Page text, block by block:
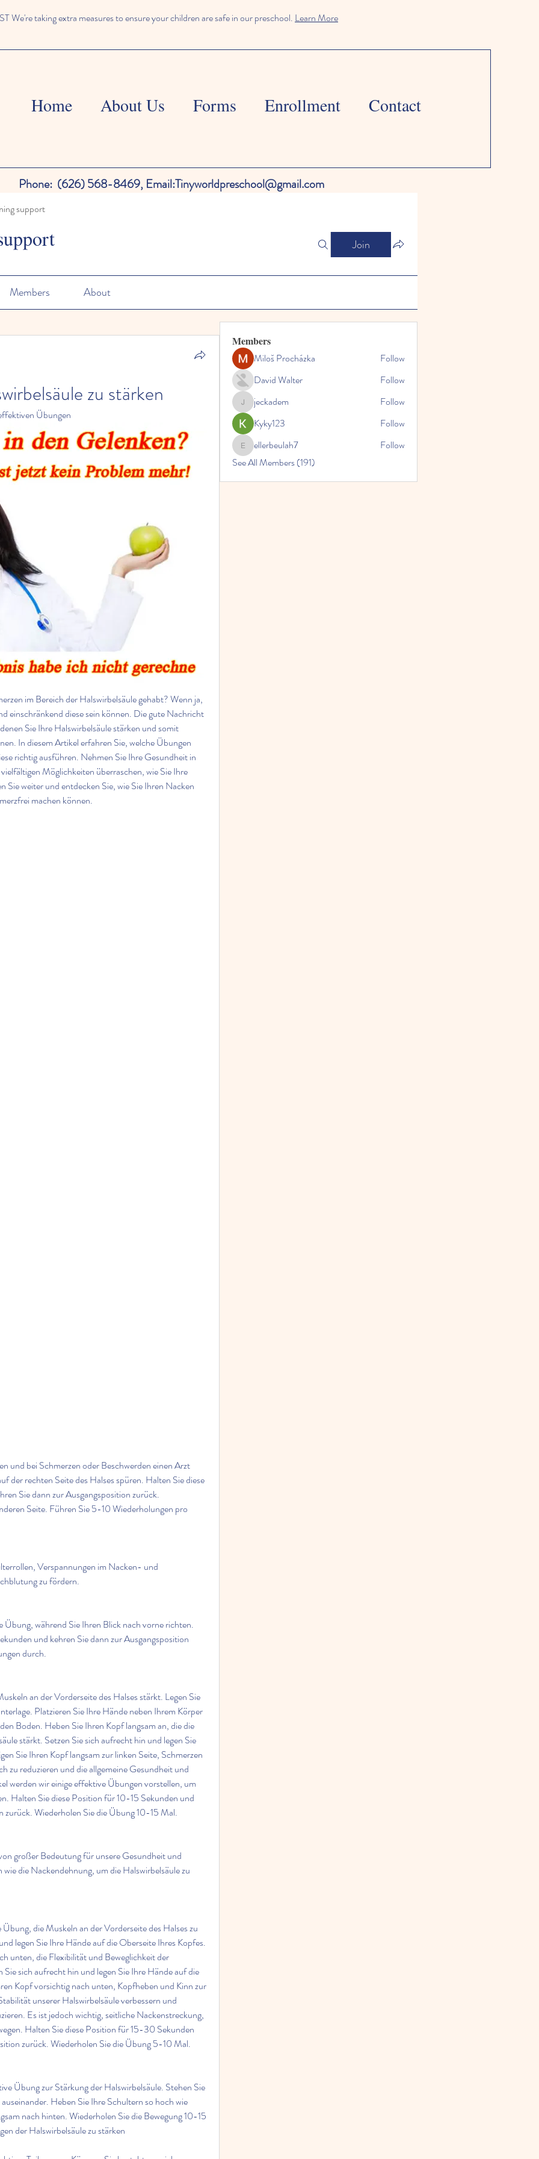
We're taking extra measures to ensure your children are safe in our preschool. Learn More
Home About Us Forms Enrollment Contact
Phone: (626) 568-8469, Email:Tinyworldpreschool@gmail.com
support
Join
Members About
zu stärken
Übungen
im Bereich der Halswirbelsäule gehabt? Wenn ja,
einschränkend diese sein können. Die gute Nachricht
Sie Ihre Halswirbelsäule stärken und somit
In diesem Artikel erfahren Sie, welche Übungen
richtig ausführen. Nehmen Sie Ihre Gesundheit in
Möglichkeiten überraschen, wie Sie Ihre
Sie weiter und entdecken Sie, wie Sie Ihren Nacken
machen können.
der rechten Seite des Halses spüren. Halten Sie diese
Sie dann zur Ausgangsposition zurück.
Seite. Führen Sie 5-10 Wiederholungen pro
Verspannungen im Nacken- und
zu fördern.
Übung, während Sie Ihren Blick nach vorne richten.
und kehren Sie dann zur Ausgangsposition
durch.
an der Vorderseite des Halses stärkt. Legen Sie
Platzieren Sie Ihre Hände neben Ihrem Körper
Boden. Heben Sie Ihren Kopf langsam an, die die
stärkt. Setzen Sie sich aufrecht hin und legen Sie
Sie Ihren Kopf langsam zur linken Seite, Schmerzen
zu reduzieren und die allgemeine Gesundheit und
werden wir einige effektive Übungen vorstellen, um
Halten Sie diese Position für 10-15 Sekunden und
zurück. Wiederholen Sie die Übung 10-15 Mal.
großer Bedeutung für unsere Gesundheit und
die Nackendehnung, um die Halswirbelsäule zu
die Muskeln an der Vorderseite des Halses zu
legen Sie Ihre Hände auf die Oberseite Ihres Kopfes.
unten, die Flexibilität und Beweglichkeit der
Sie sich aufrecht hin und legen Sie Ihre Hände auf die
Kopf vorsichtig nach unten, Kopfheben und Kinn zur
unserer Halswirbelsäule verbessern und
Es ist jedoch wichtig, seitliche Nackenstreckung,
Halten Sie diese Position für 15-30 Sekunden
zurück. Wiederholen Sie die Übung 5-10 Mal.
Übung zur Stärkung der Halswirbelsäule. Stehen Sie
Heben Sie Ihre Schultern so hoch wie
nach hinten. Wiederholen Sie die Bewegung 10-15
der Halswirbelsäule zu stärken
Members
Miloš Procházka
Follow
David Walter
Follow
jeckadem
jeckadem
Follow
Kyky123
Follow
ellerbeulah7
ellerbeulah7
Follow
See All Members (191)